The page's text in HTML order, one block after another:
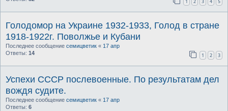
Голодомор на Украине 1932-1933, Голод в стране
1918-1922г. Поволжье и Кубани
Последнее сообщение семицветик « 17 апр
Ответы: 14 1 2 3
Успехи СССР послевоенные. По результатам дел
вождя судите.
Последнее сообщение семицветик « 17 апр
Ответы: 6